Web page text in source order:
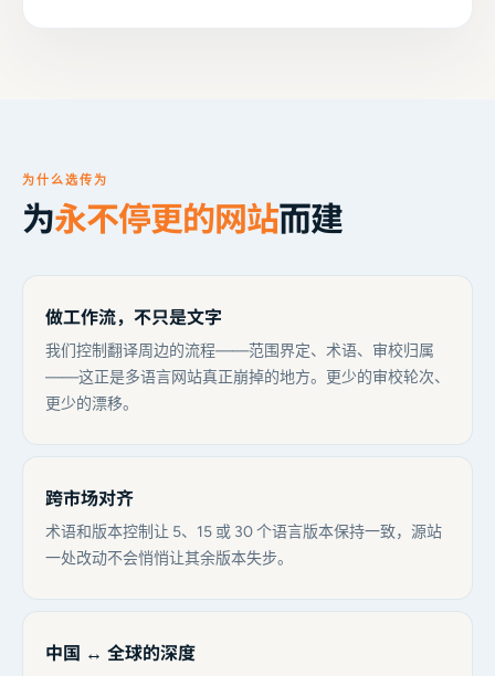
为什么选传为
为永不停更的网站而建
做工作流，不只是文字
我们控制翻译周边的流程——范围界定、术语、审校归属
——这正是多语言网站真正崩掉的地方。更少的审校轮次、
更少的漂移。
跨市场对齐
术语和版本控制让 5、15 或 30 个语言版本保持一致，源站
一处改动不会悄悄让其余版本失步。
中国 ↔ 全球的深度